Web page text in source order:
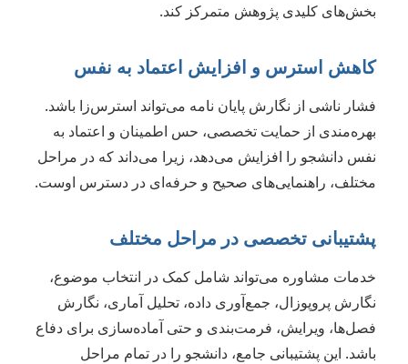
بخش‌های کلیدی پژوهش متمرکز کند.
کاهش استرس و افزایش اعتماد به نفس
فشار ناشی از نگارش پایان نامه می‌تواند استرس‌زا باشد.
بهره‌مندی از حمایت تخصصی، حس اطمینان و اعتماد به
نفس دانشجو را افزایش می‌دهد، زیرا می‌داند که در مراحل
مختلف، راهنمایی‌های صحیح و حرفه‌ای در دسترس اوست.
پشتیبانی تخصصی در مراحل مختلف
خدمات مشاوره می‌تواند شامل کمک در انتخاب موضوع،
نگارش پروپوزال، جمع‌آوری داده، تحلیل آماری، نگارش
فصل‌ها، ویرایش، فرمت‌بندی و حتی آماده‌سازی برای دفاع
باشد. این پشتیبانی جامع، دانشجو را در تمام مراحل